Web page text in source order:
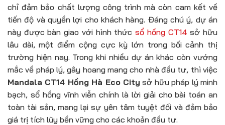
chỉ đảm bảo chất lượng công trình mà còn cam kết về
tiến độ và quyền lợi cho khách hàng. Đáng chú ý, dự án
này được bàn giao với hình thứcsổ hồng CT14 sở hữu
lâu dài, một điểm cộng cực kỳ lớn trong bối cảnh thị
trường hiện nay. Trong khi nhiều dự án khác còn vướng
mắc về pháp lý, gây hoang mang cho nhà đầu tư, thì việc
Mandala CT14 Hồng Hà Eco City sở hữu pháp lý minh
bạch, sổ hồng vĩnh viễn chính là lời giải cho bài toán an
toàn tài sản, mang lại sự yên tâm tuyệt đối và đảm bảo
giá trị tích lũy bền vững cho các khoản đầu tư.